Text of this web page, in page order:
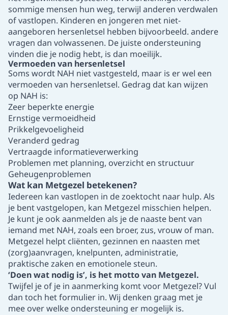
sommige mensen hun weg, terwijl anderen verdwalen
of vastlopen. Kinderen en jongeren met niet-
aangeboren hersenletsel hebben bijvoorbeeld. andere
vragen dan volwassenen. De juiste ondersteuning
vinden die je nodig hebt, is dan moeilijk.
Vermoeden van hersenletsel
Soms wordt NAH niet vastgesteld, maar is er wel een
vermoeden van hersenletsel. Gedrag dat kan wijzen
op NAH is:
Zeer beperkte energie
Ernstige vermoeidheid
Prikkelgevoeligheid
Veranderd gedrag
Vertraagde informatieverwerking
Problemen met planning, overzicht en structuur
Geheugenproblemen
Wat kan Metgezel betekenen?
Iedereen kan vastlopen in de zoektocht naar hulp. Als
je bent vastgelopen, kan Metgezel misschien helpen.
Je kunt je ook aanmelden als je de naaste bent van
iemand met NAH, zoals een broer, zus, vrouw of man.
Metgezel helpt cliënten, gezinnen en naasten met
(zorg)aanvragen, knelpunten, administratie,
praktische zaken en emotionele steun.
‘Doen wat nodig is’, is het motto van Metgezel.
Twijfel je of je in aanmerking komt voor Metgezel?Vul
dan toch het formulier in. Wij denken graag met je
mee over welke ondersteuning er mogelijk is.